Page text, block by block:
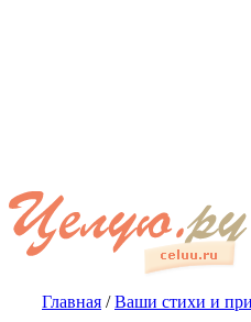
Главная /Ваши стихи и